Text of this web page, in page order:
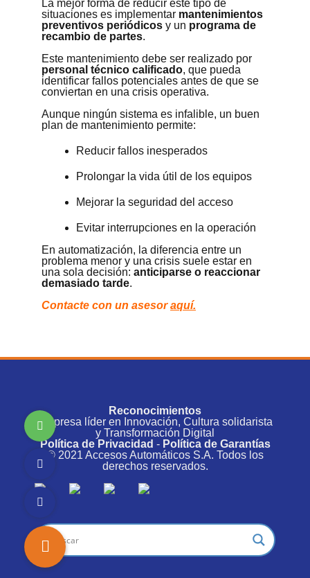
La mejor forma de reducir este tipo de
situaciones es implementar mantenimientos
preventivos periódicos y un programa de
recambio de partes.
Este mantenimiento debe ser realizado por
personal técnico calificado, que pueda
identificar fallos potenciales antes de que se
conviertan en una crisis operativa.
Aunque ningún sistema es infalible, un buen
plan de mantenimiento permite:
Reducir fallos inesperados
Prolongar la vida útil de los equipos
Mejorar la seguridad del acceso
Evitar interrupciones en la operación
En automatización, la diferencia entre un
problema menor y una crisis suele estar en
una sola decisión: anticiparse o reaccionar
demasiado tarde.
Contacte con un asesoraquí.
Reconocimientos
Empresa líder en Innovación, Cultura solidarista
y Transformación Digital
Política de Privacidad - Política de Garantías
© 2021 Accesos Automáticos S.A. Todos los
derechos reservados.